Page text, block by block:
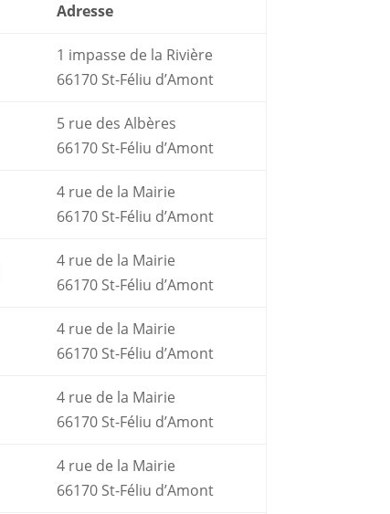
Adresse
1 impasse de la Rivière
66170 St-Féliu d’Amont
5 rue des Albères
66170 St-Féliu d’Amont
4 rue de la Mairie
66170 St-Féliu d’Amont
4 rue de la Mairie
66170 St-Féliu d’Amont
4 rue de la Mairie
66170 St-Féliu d’Amont
4 rue de la Mairie
66170 St-Féliu d’Amont
4 rue de la Mairie
66170 St-Féliu d’Amont